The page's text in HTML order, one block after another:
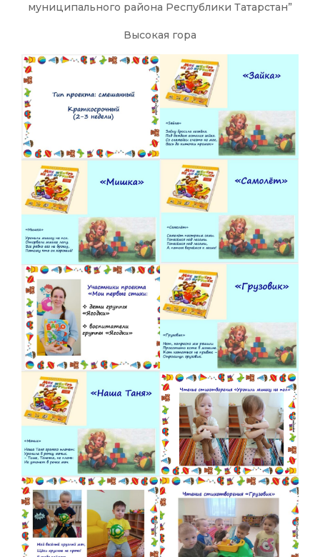
муниципального района Республики Татарстан”
Высокая гора